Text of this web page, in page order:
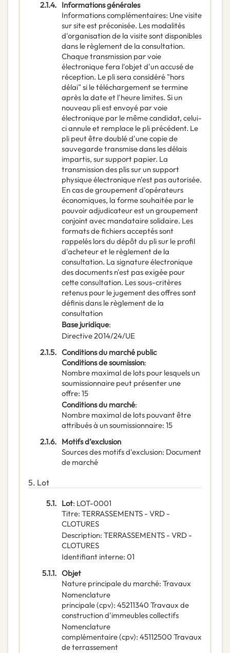
2.1.4. Informations générales
Informations complémentaires: Une visite
sur site est préconisée. Les modalités
d'organisation de la visite sont disponibles
dans le règlement de la consultation.
Chaque transmission par voie
électronique fera l'objet d'un accusé de
réception. Le pli sera considéré "hors
délai" si le téléchargement se termine
après la date et l'heure limites. Si un
nouveau pli est envoyé par voie
électronique par le même candidat, celui-
ci annule et remplace le pli précédent. Le
pli peut être doublé d'une copie de
sauvegarde transmise dans les délais
impartis, sur support papier. La
transmission des plis sur un support
physique électronique n'est pas autorisée.
En cas de groupement d'opérateurs
économiques, la forme souhaitée par le
pouvoir adjudicateur est un groupement
conjoint avec mandataire solidaire. Les
formats de fichiers acceptés sont
rappelés lors du dépôt du pli sur le profil
d'acheteur et le règlement de la
consultation. La signature électronique
des documents n'est pas exigée pour
cette consultation. Les sous-critères
retenus pour le jugement des offres sont
définis dans le règlement de la
consultation
Base juridique:
Directive 2014/24/UE
2.1.5. Conditions du marché public
Conditions de soumission:
Nombre maximal de lots pour lesquels un
soumissionnaire peut présenter une
offre: 15
Conditions du marché:
Nombre maximal de lots pouvant être
attribués à un soumissionnaire: 15
2.1.6. Motifs d’exclusion
Sources des motifs d'exclusion: Document
de marché
5. Lot
5.1. Lot: LOT-0001
Titre: TERRASSEMENTS - VRD -
CLOTURES
Description: TERRASSEMENTS - VRD -
CLOTURES
Identifiant interne: 01
5.1.1. Objet
Nature principale du marché: Travaux
Nomenclature
principale(cpv): 45211340 Travaux de
construction d'immeubles collectifs
Nomenclature
complémentaire(cpv): 45112500 Travaux
de terrassement